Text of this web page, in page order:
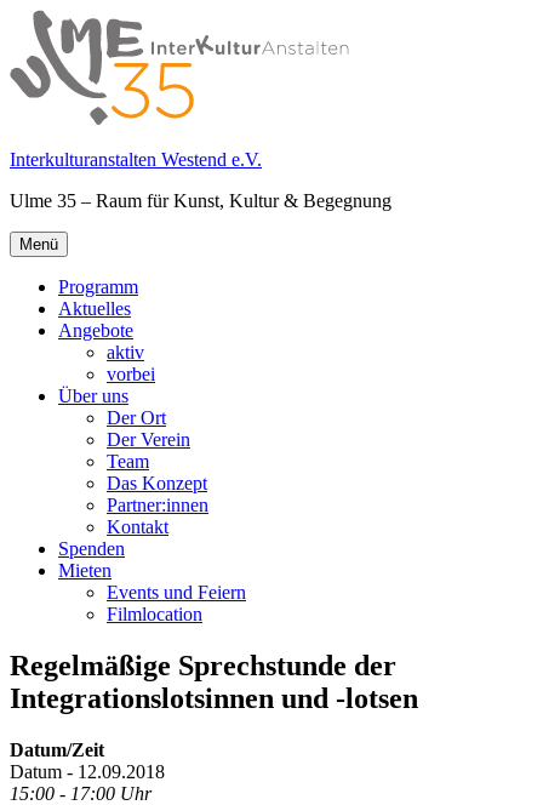
Springe
zum
Inhalt
Interkulturanstalten Westend e.V.
Ulme 35 – Raum für Kunst, Kultur & Begegnung
Primäres
Menü
Menü
Programm
Aktuelles
Angebote
aktiv
vorbei
Über uns
Der Ort
Der Verein
Team
Das Konzept
Partner:innen
Kontakt
Spenden
Mieten
Events und Feiern
Filmlocation
Regelmäßige Sprechstunde der
Integrationslotsinnen und -lotsen
Datum/Zeit
Datum - 12.09.2018
15:00 - 17:00 Uhr